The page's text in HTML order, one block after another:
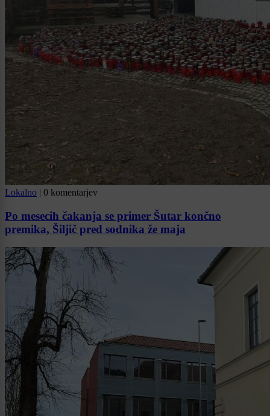
Lokalno | 0 komentarjev
Po mesecih čakanja se primer Šutar končno
premika, Šiljič pred sodnika že maja